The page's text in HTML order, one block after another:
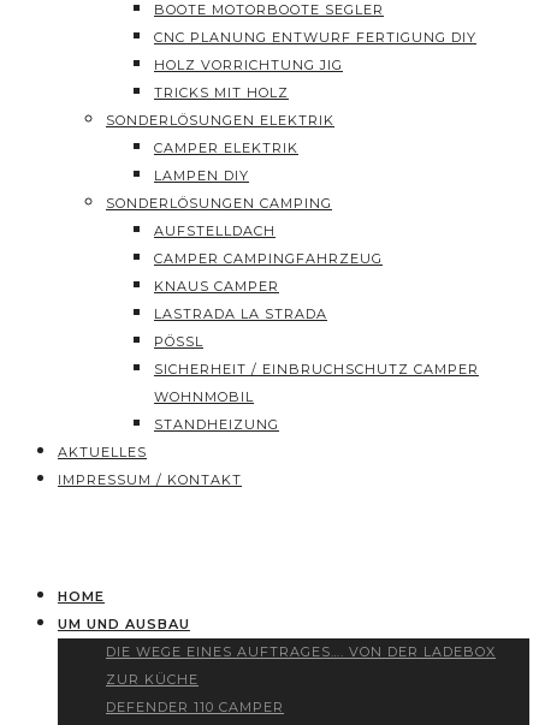
BOOTE MOTORBOOTE SEGLER
CNC PLANUNG ENTWURF FERTIGUNG DIY
HOLZ VORRICHTUNG JIG
TRICKS MIT HOLZ
SONDERLÖSUNGEN ELEKTRIK
CAMPER ELEKTRIK
LAMPEN DIY
SONDERLÖSUNGEN CAMPING
AUFSTELLDACH
CAMPER CAMPINGFAHRZEUG
KNAUS CAMPER
LASTRADA LA STRADA
PÖSSL
SICHERHEIT / EINBRUCHSCHUTZ CAMPER
WOHNMOBIL
STANDHEIZUNG
AKTUELLES
IMPRESSUM / KONTAKT
HOME
UM UND AUSBAU
DIE WEGE EINES AUFTRAGES…. VON DER LADEBOX
ZUR KÜCHE
DEFENDER 110 CAMPER